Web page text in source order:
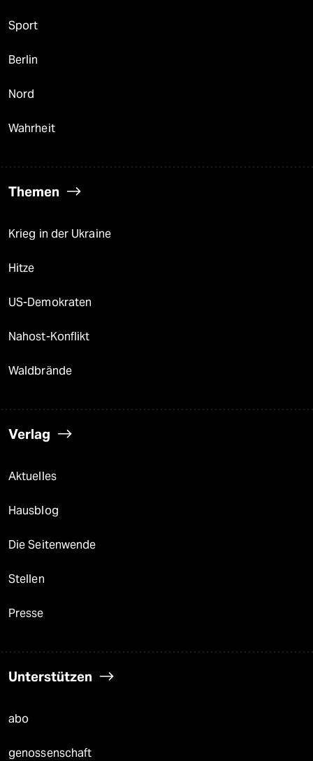
Sport
Berlin
Nord
Wahrheit
Themen
Krieg in der Ukraine
Hitze
US-Demokraten
Nahost-Konflikt
Waldbrände
Verlag
Aktuelles
Hausblog
Die Seitenwende
Stellen
Presse
Unterstützen
abo
genossenschaft